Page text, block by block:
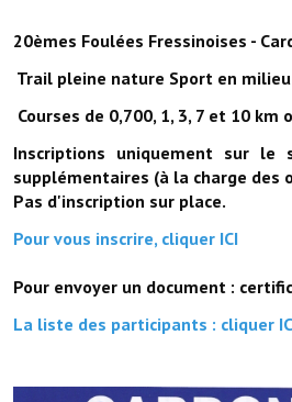
20èmes Foulées Fressinoises -
Trail pleine nature Sport en
Courses de 0,700, 1, 3, 7 et 10 km
Inscriptions uniquement sur le
supplémentaires (à la charge des
Pas d'inscription sur place.
Pour vous inscrire, cliquer ICI
Pour envoyer un document :
La liste des participants : cliquer